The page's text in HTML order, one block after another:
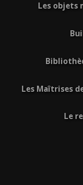
Les objets
Les Maîtrises
Le